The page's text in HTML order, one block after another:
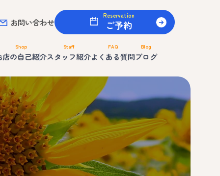
お問い合わせ
Reservation
ご予約
Shop
店の自己紹介
Staff
スタッフ紹介
FAQ
よくある質問
Blog
ブログ